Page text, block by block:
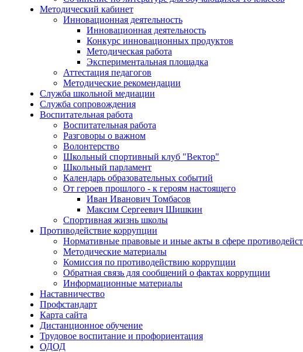
Методический кабинет
Инновационная деятельность
Инновационная деятельность
Конкурс инновационных продуктов
Методическая работа
Экспериментальная площадка
Аттестация педагогов
Методические рекомендации
Служба школьной медиации
Служба сопровождения
Воспитательная работа
Воспитательная работа
Разговоры о важном
Волонтерство
Школьный спортивный клуб "Вектор"
Школьный парламент
Календарь образовательных событий
От героев прошлого - к героям настоящего
Иван Иванович Томбасов
Максим Сергеевич Шишкин
Спортивная жизнь школы
Противодействие коррупции
Нормативные правовые и иные акты в сфере
Методические материалы
Комиссия по противодействию коррупции
Обратная связь для сообщений о фактах коррупции
Информационные материалы
Наставничество
Профстандарт
Карта сайта
Дистанционное обучение
Трудовое воспитание и профориентация
ОДОД